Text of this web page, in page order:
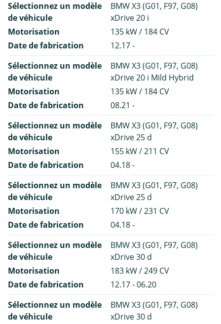
Sélectionnez un modèle
de véhicule
BMW X3 (G01, F97, G08)
xDrive 20 i
Motorisation
135 kW / 184 CV
Date de fabrication
12.17 -
Sélectionnez un modèle
de véhicule
BMW X3 (G01, F97, G08)
xDrive 20 i Mild Hybrid
Motorisation
135 kW / 184 CV
Date de fabrication
08.21 -
Sélectionnez un modèle
de véhicule
BMW X3 (G01, F97, G08)
xDrive 25 d
Motorisation
155 kW / 211 CV
Date de fabrication
04.18 -
Sélectionnez un modèle
de véhicule
BMW X3 (G01, F97, G08)
xDrive 25 d
Motorisation
170 kW / 231 CV
Date de fabrication
04.18 -
Sélectionnez un modèle
de véhicule
BMW X3 (G01, F97, G08)
xDrive 30 d
Motorisation
183 kW / 249 CV
Date de fabrication
12.17 - 06.20
Sélectionnez un modèle
de véhicule
BMW X3 (G01, F97, G08)
xDrive 30 d